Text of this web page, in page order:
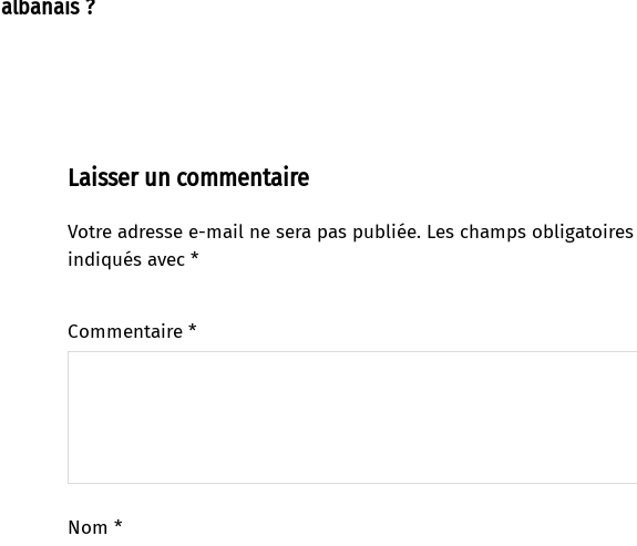
albanais ?
Laisser un commentaire
Votre adresse e-mail ne sera pas publiée. Les champs
indiqués avec *
Commentaire *
Nom *